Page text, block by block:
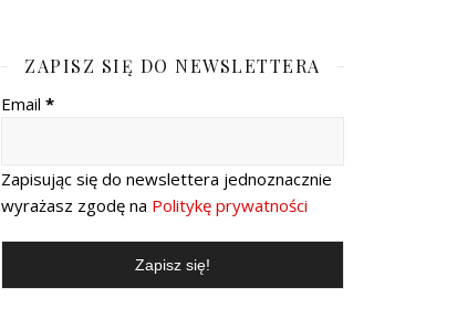
ZAPISZ SIĘ DO NEWSLETTERA
Email *
Zapisując się do newslettera jednoznacznie
wyrażasz zgodę na Politykę prywatności